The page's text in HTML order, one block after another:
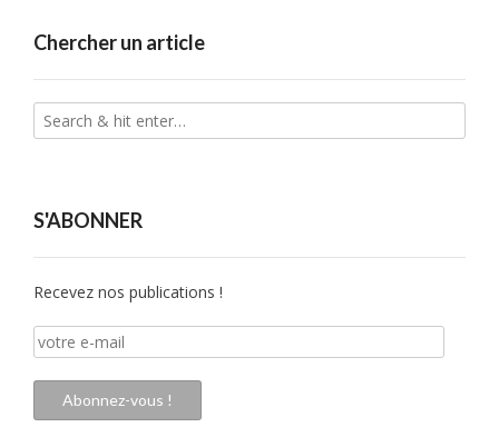
Chercher un article
S'ABONNER
Recevez nos publications !
votre
e-
mail
Abonnez-vous !